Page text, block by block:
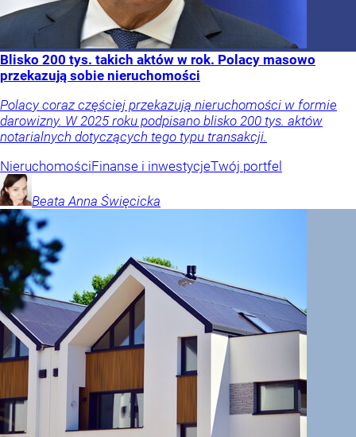
Blisko 200 tys. takich aktów w rok. Polacy masowo
przekazują sobie nieruchomości
Polacy coraz częściej przekazują nieruchomości w formie
darowizny. W 2025 roku podpisano blisko 200 tys. aktów
notarialnych dotyczących tego typu transakcji.
NieruchomościFinanse i inwestycjeTwój portfel
Beata Anna Święcicka